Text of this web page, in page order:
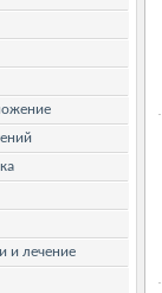
и лечение